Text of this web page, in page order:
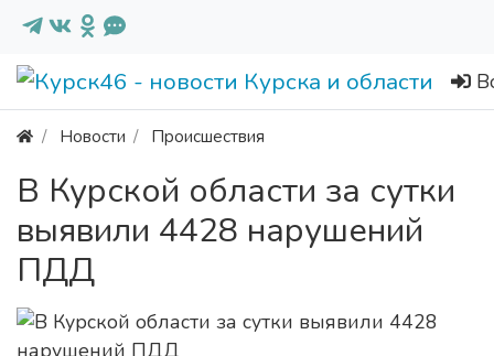
Новости Происшествия
В Курской области за сутки
выявили 4428 нарушений
ПДД